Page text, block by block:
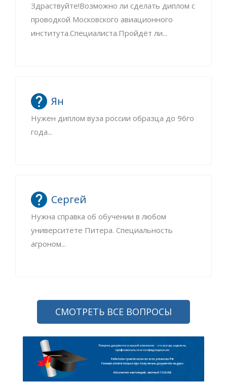
Здраствуйте!Возможно ли сделать диплом с
проводкой Московского авиационного
института.Специалиста.Пройдёт ли...
Ян
Нужен диплом вуза россии образца до 96го
года...
Сергей
Нужна справка об обучении в любом
университете Питера. Специальность
агроном...
СМОТРЕТЬ ВСЕ ВОПРОСЫ